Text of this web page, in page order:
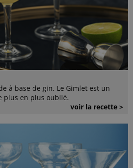
à base de gin. Le Gimlet est un
plus en plus oublié.
voir la recette >